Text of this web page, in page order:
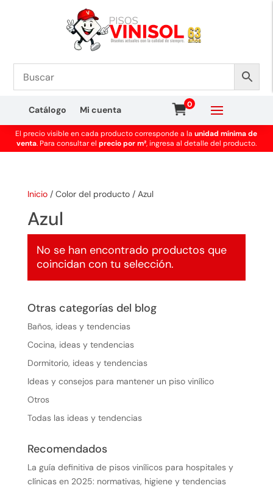
Catálogo Mi cuenta
0
El precio visible en cada producto corresponde a launidad mínima de
venta. Para consultar el precio por m², ingresa al detalle del producto.
Inicio/ Color del producto/ Azul
Azul
No se han encontrado productos que
coincidan con tu selección.
Otras categorías del blog
Baños, ideas y tendencias
Cocina, ideas y tendencias
Dormitorio, ideas y tendencias
Ideas y consejos para mantener un piso vinílico
Otros
Todas las ideas y tendencias
Recomendados
La guía definitiva de pisos vinílicos para hospitales y
clínicas en 2025: normativas, higiene y tendencias